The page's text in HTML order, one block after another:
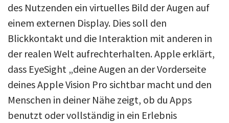
des Nutzenden ein virtuelles Bild der Augen auf
einem externen Display. Dies soll den
Blickkontakt und die Interaktion mit anderen in
der realen Welt aufrechterhalten. Apple erklärt,
dass EyeSight „deine Augen an der Vorderseite
deines Apple Vision Pro sichtbar macht und den
Menschen in deiner Nähe zeigt, ob du Apps
benutzt oder vollständig in ein Erlebnis